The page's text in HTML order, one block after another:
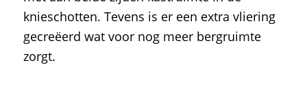
knieschotten. Tevens is er een extra vliering
gecreëerd wat voor nog meer bergruimte
zorgt.